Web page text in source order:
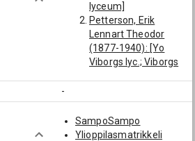
lyceum]
Petterson, Erik
Lennart Theodor
(1877-1940): [Yo
Viborgs lyc.; Viborgs
(Kustaa) Konstantin
(1855-1911): [Yo
Viborgs lyc.;
-
SampoSampo
Ylioppilasmatrikkeli